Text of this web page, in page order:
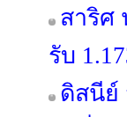
สาริศ
รับ
ดิสนีย์